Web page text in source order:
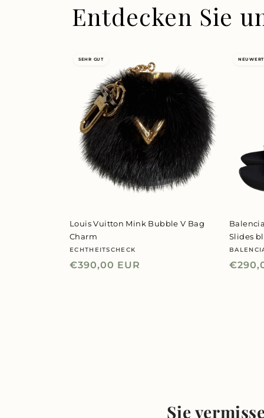
Entdecken Sie
SEHR GUT
Louis Vuitton Mink Bubble V Bag
Charm
Anbieter:
ECHTHEITSCHECK
Normaler
€390,00 EUR
Slides
Sie